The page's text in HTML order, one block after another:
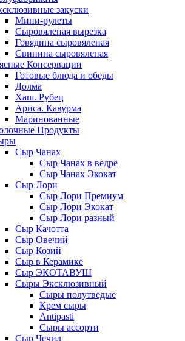
закуски
Мини-рулеты
Сыровяленая вырезка
Говядина сыровяленая
Свинина сыровяленая
Консервации
Готовые блюда и обеды
Долма
Хаш. Рубец
Ариса. Кавурма
Маринованные
Продукты
Сыр Чанах
Сыр Чанах в ведре
Сыр Чанах Экокат
Сыр Лори
Сыр Лори Премиум
Сыр Лори Экокат
Сыр Лори разный
Сыр Качотта
Сыр Овечий
Сыр Козий
Сыр в Керамике
Сыр ЭКОТАВУШ
Сыры Эксклюзивный
Сыры полутведые
Крем сыры
Antipasti
Сыры ассорти
Сыр Чечил